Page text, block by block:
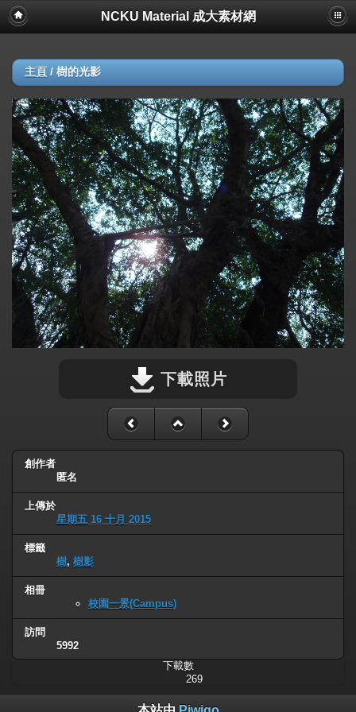
NCKU Material 成大素材網
主頁 / 樹的光影
下載照片
創作者
匿名
上傳於
星期五 16 十月 2015
標籤
樹, 樹影
相冊
校園一景(Campus)
訪問
5992
下載數
269